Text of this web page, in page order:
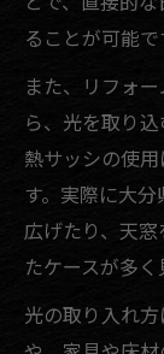
ることが可能で
また、リフォ
ら、光を取り
熱サッシの使
す。実際に大
広げたり、天
たケースが多く
光の取り入れ